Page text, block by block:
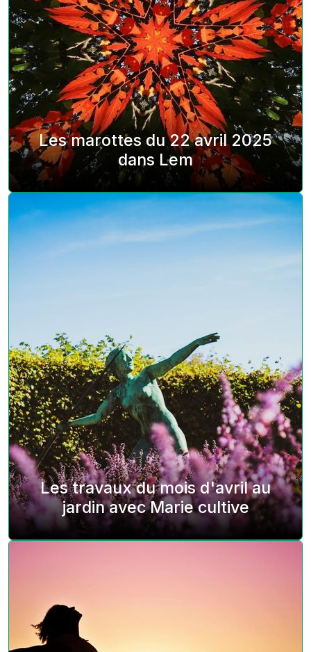
Les marottes du 22 avril 2025
dans Lem
Les travaux du mois d'avril au
jardin avec Marie cultive